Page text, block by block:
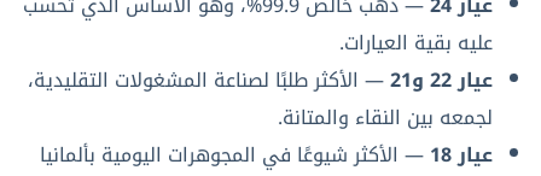
عليه بقية العيارات.
عيار 22 و21
— الأكثر طلبًا لصناعة المشغولات التقليدية،
لجمعه بين النقاء والمتانة.
عيار 18
— الأكثر شيوعًا في المجوهرات اليومية بألمانيا